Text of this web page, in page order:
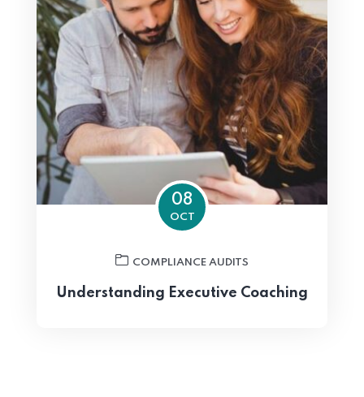
08
OCT
COMPLIANCE AUDITS
Understanding Executive Coaching